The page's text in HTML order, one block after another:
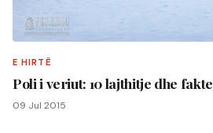
E HIRTË
Poli i veriut: 10 lajthitje dhe fakte
09 Jul 2015